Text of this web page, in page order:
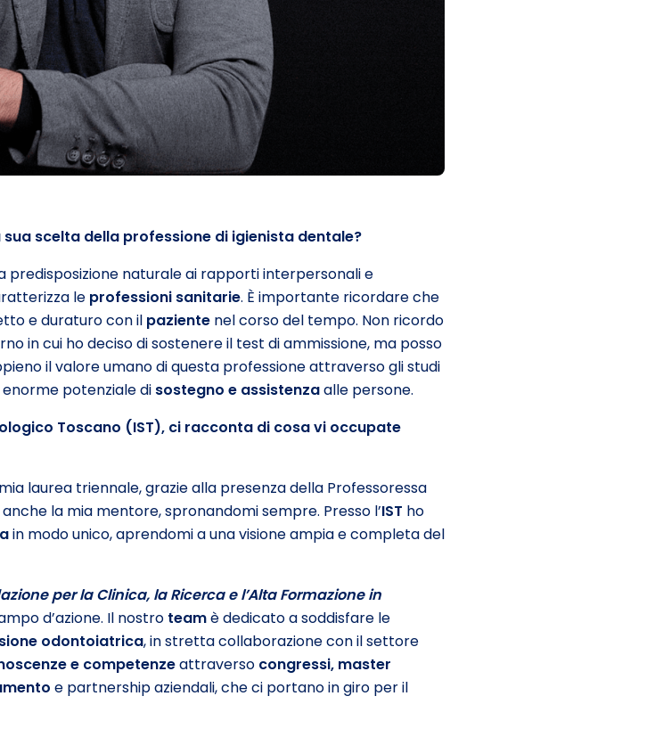
scelta della professione di igienista dentale?
naturale ai rapporti interpersonali e
le professioni sanitarie. È importante ricordare che
e duraturo con il paziente nel corso del tempo. Non ricordo
in cui ho deciso di sostenere il test di ammissione, ma posso
il valore umano di questa professione attraverso gli studi
potenziale di sostegno e assistenzaalle persone.
Toscano (IST), ci racconta di cosa vi occupate
laurea triennale, grazie alla presenza della Professoressa
la mia mentore, spronandomi sempre. Presso l’IST ho
in modo unico, aprendomi a una visione ampia e completa del
per la Clinica, la Ricerca e l’Alta Formazione in
d’azione. Il nostro teamè dedicato a soddisfare le
odontoiatrica, in stretta collaborazione con il settore
e competenzeattraverso congressi, master
e partnership aziendali, che ci portano in giro per il